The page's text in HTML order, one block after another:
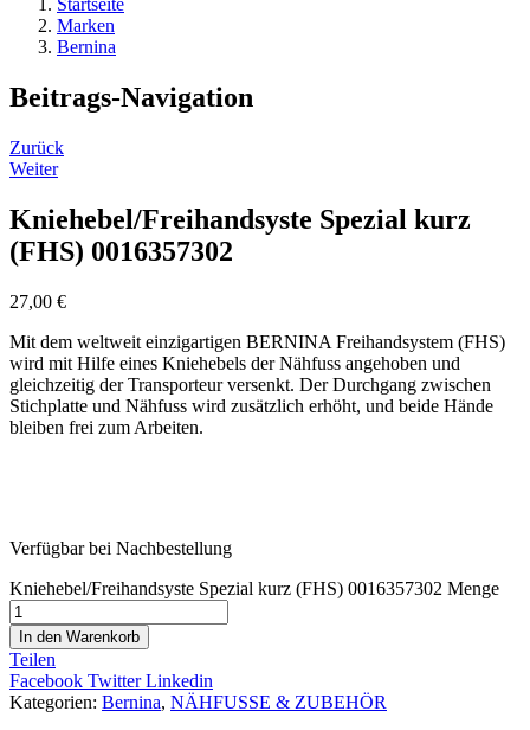
Startseite
Marken
Bernina
Beitrags-Navigation
Zurück
Weiter
Kniehebel/Freihandsyste Spezial kurz
(FHS) 0016357302
27,00 €
Mit dem weltweit einzigartigen BERNINA Freihandsystem (FHS)
wird mit Hilfe eines Kniehebels der Nähfuss angehoben und
gleichzeitig der Transporteur versenkt. Der Durchgang zwischen
Stichplatte und Nähfuss wird zusätzlich erhöht, und beide Hände
bleiben frei zum Arbeiten.
Verfügbar bei Nachbestellung
Kniehebel/Freihandsyste Spezial kurz (FHS) 0016357302 Menge
In den Warenkorb
Teilen
Facebook TwitterLinkedin
Kategorien: Bernina, NÄHFUSSE & ZUBEHÖR